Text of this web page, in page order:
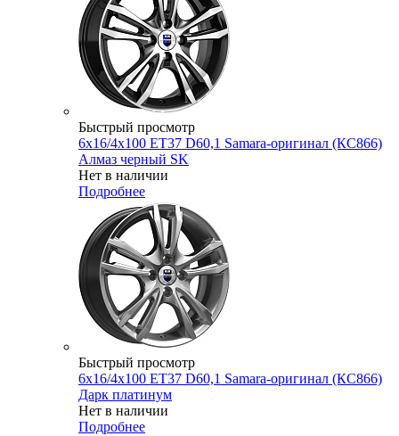
Быстрый просмотр
6x16/4x100 ET37 D60,1 Samara-оригинал (КС866)
Алмаз черный SK
Нет в наличии
Подробнее
Быстрый просмотр
6x16/4x100 ET37 D60,1 Samara-оригинал (КС866)
Дарк платинум
Нет в наличии
Подробнее